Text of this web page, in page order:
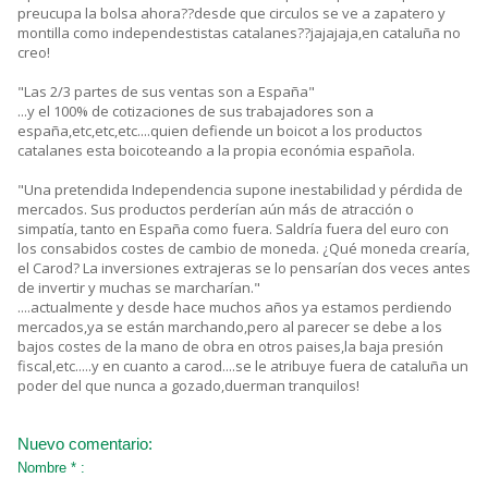
preucupa la bolsa ahora??desde que circulos se ve a zapatero y
montilla como independestistas catalanes??jajajaja,en cataluña no
creo!
"Las 2/3 partes de sus ventas son a España"
...y el 100% de cotizaciones de sus trabajadores son a
españa,etc,etc,etc....quien defiende un boicot a los productos
catalanes esta boicoteando a la propia económia española.
"Una pretendida Independencia supone inestabilidad y pérdida de
mercados. Sus productos perderían aún más de atracción o
simpatía, tanto en España como fuera. Saldría fuera del euro con
los consabidos costes de cambio de moneda. ¿Qué moneda crearía,
el Carod? La inversiones extrajeras se lo pensarían dos veces antes
de invertir y muchas se marcharían."
....actualmente y desde hace muchos años ya estamos perdiendo
mercados,ya se están marchando,pero al parecer se debe a los
bajos costes de la mano de obra en otros paises,la baja presión
fiscal,etc.....y en cuanto a carod....se le atribuye fuera de cataluña un
poder del que nunca a gozado,duerman tranquilos!
Nuevo comentario:
Nombre * :